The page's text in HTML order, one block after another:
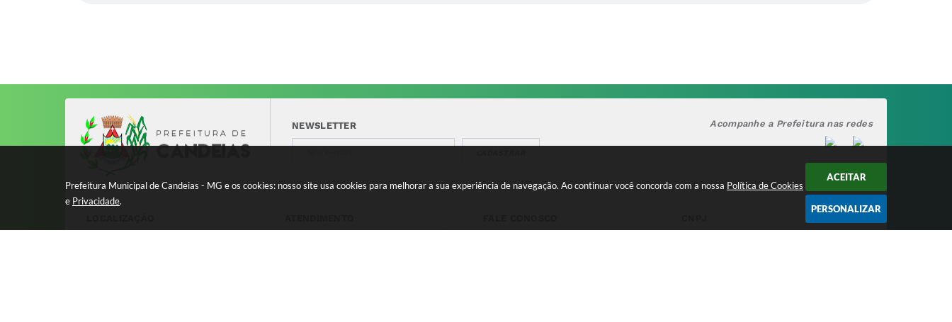
Prefeitura Municipal de Candeias - MG e os cookies: nosso site usa cookies para melhorar a sua experiência de navegação. Ao continuar você concorda com a nossa Política de Cookies
e Privacidade.
ACEITAR
PERSONALIZAR
NEWSLETTER Acompanhe a Prefeitura nas redes
Avenida 17 de Dezembro, nº 240
Segunda-feira a Quinta 08:00 às
Telefone para contato: 17.888.090/0001-00